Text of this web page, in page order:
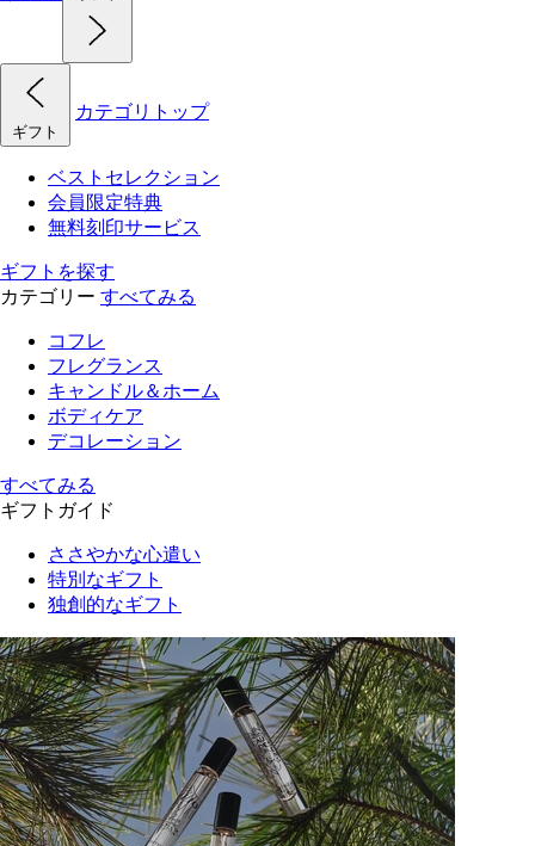
ギフト
カテゴリトップ
ベストセレクション
会員限定特典
無料刻印サービス
ギフトを探す
カテゴリー すべてみる
コフレ
フレグランス
キャンドル＆ホーム
ボディケア
デコレーション
すべてみる
ギフトガイド
ささやかな心遣い
特別なギフト
独創的なギフト